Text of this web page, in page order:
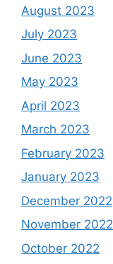
August 2023
July 2023
June 2023
May 2023
April 2023
March 2023
February 2023
January 2023
December 2022
November 2022
October 2022